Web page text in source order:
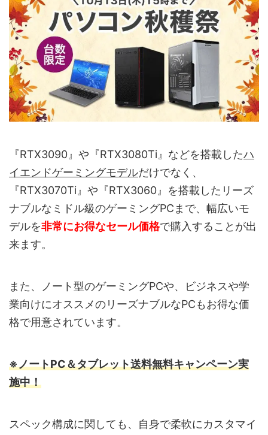
『RTX3090』や『RTX3080Ti』などを搭載したハ
イエンドゲーミングモデルだけでなく、
『RTX3070Ti』や『RTX3060』を搭載したリーズ
ナブルなミドル級のゲーミングPCまで、幅広いモ
デルを非常にお得なセール価格で購入することが出
来ます。
また、ノート型のゲーミングPCや、ビジネスや学
業向けにオススメのリーズナブルなPCもお得な価
格で用意されています。
※ノートPC＆タブレット送料無料キャンペーン実
施中！
スペック構成に関しても、自身で柔軟にカスタマイ